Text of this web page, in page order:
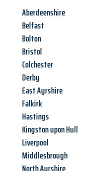
Aberdeenshire
Belfast
Bolton
Bristol
Colchester
Derby
East Ayrshire
Falkirk
Hastings
Kingston upon Hull
Liverpool
Middlesbrough